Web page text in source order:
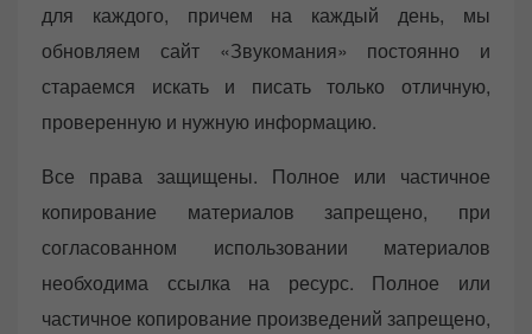
для каждого, причем на каждый день, мы
обновляем сайт «Звукомания» постоянно и
стараемся искать и писать только отличную,
проверенную и нужную информацию.
Все права защищены. Полное или частичное
копирование материалов запрещено, при
согласованном использовании материалов
необходима ссылка на ресурс. Полное или
частичное копирование произведений запрещено,